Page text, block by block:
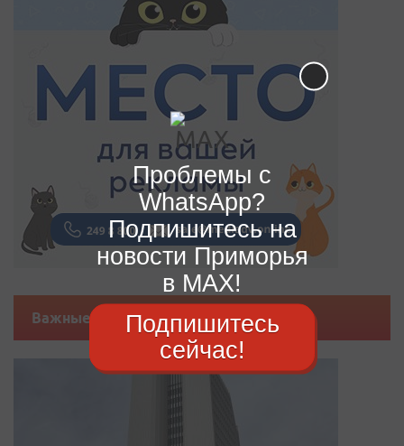
Важные новости
Проблемы с
WhatsApp?
Подпишитесь на
новости Приморья
в MAX!
Подпишитесь
сейчас!